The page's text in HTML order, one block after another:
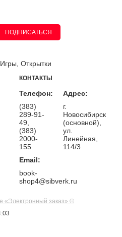
ПОДПИСАТЬСЯ
Открытки
КОНТАКТЫ
Телефон:
(383)
289-91-
49,
(383)
2000-
155
Email:
book-
shop4@sibverk.ru
Адрес:
г.
Новосибирск
(основной),
ул.
Линейная,
114/3
«Электронный заказ» ©